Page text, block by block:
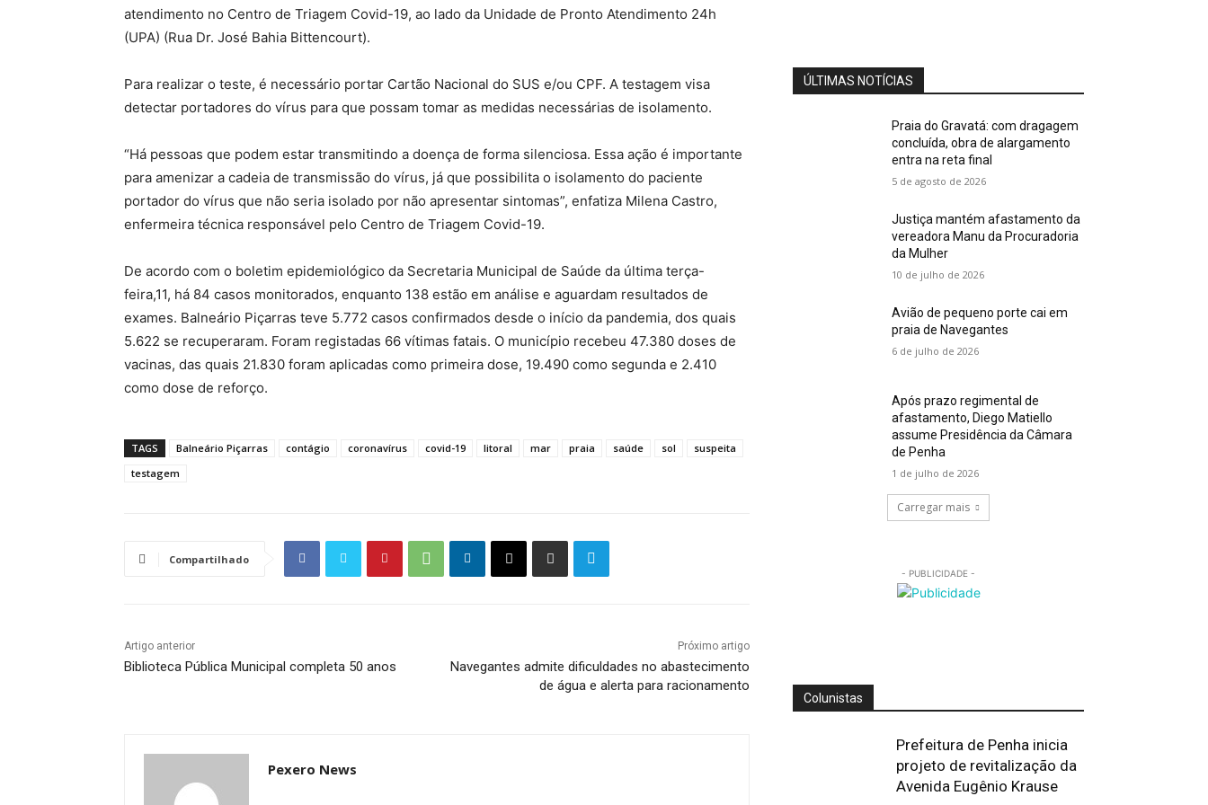
atendimento no Centro de Triagem Covid-19, ao lado da Unidade de Pronto Atendimento 24h
(UPA) (Rua Dr. José Bahia Bittencourt).
Para realizar o teste, é necessário portar Cartão Nacional do SUS e/ou CPF. A testagem visa
detectar portadores do vírus para que possam tomar as medidas necessárias de isolamento.
“Há pessoas que podem estar transmitindo a doença de forma silenciosa. Essa ação é importante
para amenizar a cadeia de transmissão do vírus, já que possibilita o isolamento do paciente
portador do vírus que não seria isolado por não apresentar sintomas”, enfatiza Milena Castro,
enfermeira técnica responsável pelo Centro de Triagem Covid-19.
De acordo com o boletim epidemiológico da Secretaria Municipal de Saúde da última terça-
feira,11, há 84 casos monitorados, enquanto 138 estão em análise e aguardam resultados de
exames. Balneário Piçarras teve 5.772 casos confirmados desde o início da pandemia, dos quais
5.622 se recuperaram. Foram registadas 66 vítimas fatais. O município recebeu 47.380 doses de
vacinas, das quais 21.830 foram aplicadas como primeira dose, 19.490 como segunda e 2.410
como dose de reforço.
TAGS Balneário Piçarras contágio coronavírus covid-19 litoral mar praia saúde sol
suspeita
testagem
Compartilhado
Artigo anterior
Biblioteca Pública Municipal completa 50 anos
Próximo artigo
Navegantes admite dificuldades no abastecimento
de água e alerta para racionamento
Pexero News
masculino
Cobertura Especial: Juca
Martins representa Prefeitura
Conecta Mind
Cobertura Especial: Educador
físico Felipe Oliveira fala sobre
a sociedade do cansaço
04:04
Cobertura Especial: Advogada
registro de marcas e patentes
04:15
ÚLTIMAS NOTÍCIAS
Praia do Gravatá: com dragagem
concluída, obra de alargamento
entra na reta final
5 de agosto de 2026
Justiça mantém afastamento da
vereadora Manu da Procuradoria
da Mulher
10 de julho de 2026
Avião de pequeno porte cai em
praia de Navegantes
6 de julho de 2026
Após prazo regimental de
afastamento, Diego Matiello
assume Presidência da Câmara
de Penha
1 de julho de 2026
Carregar mais
- PUBLICIDADE -
Colunistas
Prefeitura de Penha inicia
projeto de revitalização da
Avenida Eugênio Krause